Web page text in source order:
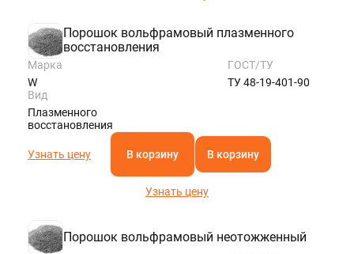
Порошок вольфрамовый плазменного
восстановления
Марка
W
ГОСТ/ТУ
ТУ 48-19-401-90
Вид
Плазменного
восстановления
Узнать цену В корзину В корзину
Узнать цену
Порошок вольфрамовый неотожженный